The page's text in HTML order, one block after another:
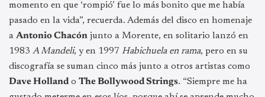
momento en que ‘rompió’ fue lo más bonito que me había
pasado en la vida”, recuerda. Además del disco en homenaje
a Antonio Chacón junto a Morente, en solitario lanzó en
1983 A Mandeli, y en 1997 Habichuela en rama, pero en su
discografía se suman cinco más junto a otros artistas como
Dave Hollando The Bollywood Strings. “Siempre me ha